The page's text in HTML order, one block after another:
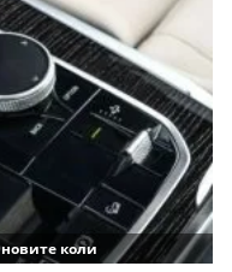
коли